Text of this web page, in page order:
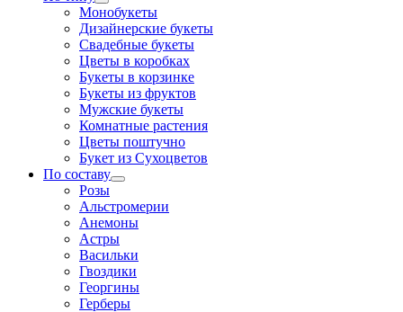
Монобукеты
Дизайнерские букеты
Свадебные букеты
Цветы в коробках
Букеты в корзинке
Букеты из фруктов
Мужские букеты
Комнатные растения
Цветы поштучно
Букет из Сухоцветов
По составу
Розы
Альстромерии
Анемоны
Астры
Васильки
Гвоздики
Георгины
Герберы